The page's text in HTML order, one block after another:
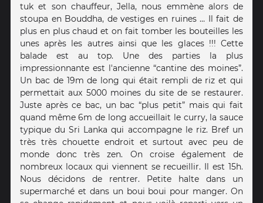
tuk et son chauffeur, Jella, nous emmène alors de
stoupa en Bouddha, de vestiges en ruines … Il fait de
plus en plus chaud et on fait tomber les bouteilles les
unes après les autres ainsi que les glaces !!! Cette
balade est au top. Une des parties la plus
impressionnante est l'ancienne “cantine des moines”.
Un bac de 19m de long qui était rempli de riz et qui
permettait aux 5000 moines du site de se restaurer.
Juste après ce bac, un bac “plus petit” mais qui fait
quand même 6m de long accueillait le curry, la sauce
typique du Sri Lanka qui accompagne le riz. Bref un
très très chouette endroit et surtout avec peu de
monde donc très zen. On croise également de
nombreux locaux qui viennent se recueillir. Il est 15h.
Nous décidons de rentrer. Petite halte dans un
supermarché et dans un boui boui pour manger. On